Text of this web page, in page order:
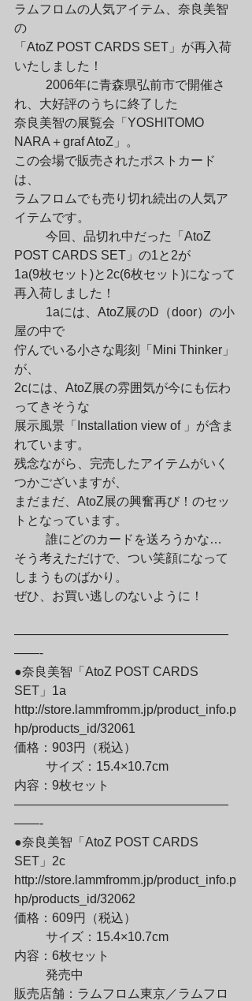
ラムフロムの人気アイテム、奈良美智
の
「AtoZ POST CARDS SET」が再入荷
いたしました！
れ、大好評のうちに終了した
奈良美智の展覧会「YOSHITOMO
NARA＋graf AtoZ」。
この会場で販売されたポストカード
は、
ラムフロムでも売り切れ続出の人気ア
イテムです。
POST CARDS SET」の1と2が
1a(9枚セット)と2c(6枚セット)になって
再入荷しました！
屋の中で
佇んでいる小さな彫刻「Mini Thinker」
が、
2cには、AtoZ展の雰囲気が今にも伝わ
ってきそうな
展示風景「Installation view of 」が含ま
れています。
残念ながら、完売したアイテムがいく
つかございますが、
まだまだ、AtoZ展の興奮再び！のセッ
トとなっています。
そう考えただけで、つい笑顔になって
しまうものばかり。
ぜひ、お買い逃しのないように！
—————————————————
——-
●奈良美智「AtoZ POST CARDS
SET」1a
http://store.lammfromm.jp/product_info.p
hp/products_id/32061
価格：903円（税込）
内容：9枚セット
—————————————————
——-
●奈良美智「AtoZ POST CARDS
SET」2c
http://store.lammfromm.jp/product_info.p
hp/products_id/32062
価格：609円（税込）
内容：6枚セット
販売店舗：ラムフロム東京／ラムフロ